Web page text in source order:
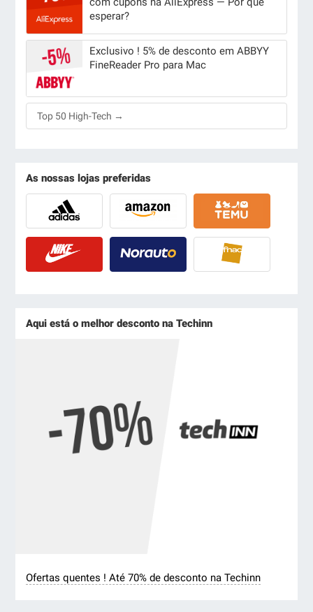
esperar?
Exclusivo ! 5% de desconto em ABBYY
FineReader Pro para Mac
Top 50 High-Tech →
As nossas lojas preferidas
Aqui está o melhor desconto na Techinn
Ofertas quentes ! Até 70% de desconto na Techinn